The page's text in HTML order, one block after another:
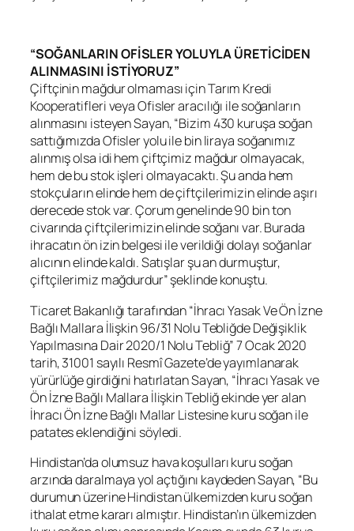
“SOĞANLARIN OFİSLER YOLUYLA ÜRETİCİDEN
ALINMASINI İSTİYORUZ”
Çiftçinin mağdur olmaması için Tarım Kredi
Kooperatifleri veya Ofisler aracılığı ile soğanların
alınmasını isteyen Sayan, “Bizim 430 kuruşa soğan
sattığımızda Ofisler yolu ile bin liraya soğanımız
alınmış olsa idi hem çiftçimiz mağdur olmayacak,
hem de bu stok işleri olmayacaktı. Şu anda hem
stokçuların elinde hem de çiftçilerimizin elinde aşırı
derecede stok var. Çorum genelinde 90 bin ton
civarında çiftçilerimizin elinde soğanı var. Burada
ihracatın ön izin belgesi ile verildiği dolayı soğanlar
alıcının elinde kaldı. Satışlar şu an durmuştur,
çiftçilerimiz mağdurdur” şeklinde konuştu.
Ticaret Bakanlığı tarafından “İhracı Yasak Ve Ön İzne
Bağlı Mallara İlişkin 96/31 Nolu Tebliğde Değişiklik
Yapılmasına Dair 2020/1 Nolu Tebliğ” 7 Ocak 2020
tarih, 31001 sayılı Resmî Gazete’de yayımlanarak
yürürlüğe girdiğini hatırlatan Sayan, “İhracı Yasak ve
Ön İzne Bağlı Mallara İlişkin Tebliğ ekinde yer alan
İhracı Ön İzne Bağlı Mallar Listesine kuru soğan ile
patates eklendiğini söyledi.
Hindistan’da olumsuz hava koşulları kuru soğan
arzında daralmaya yol açtığını kaydeden Sayan, “Bu
durumun üzerine Hindistan ülkemizden kuru soğan
ithalat etme kararı almıştır. Hindistan’ın ülkemizden